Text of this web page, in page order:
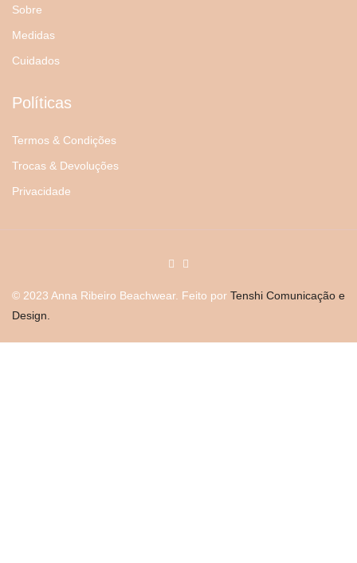
Sobre
Medidas
Cuidados
Políticas
Termos & Condições
Trocas & Devoluções
Privacidade
© 2023 Anna Ribeiro Beachwear. Feito por Tenshi Comunicação e
Design.